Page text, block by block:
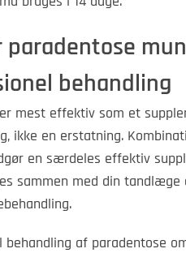
paradentose
behandling
mest effektiv som et
ikke en erstatning.
en særdeles effektiv
sammen med din tandlæge
behandling af paradentose